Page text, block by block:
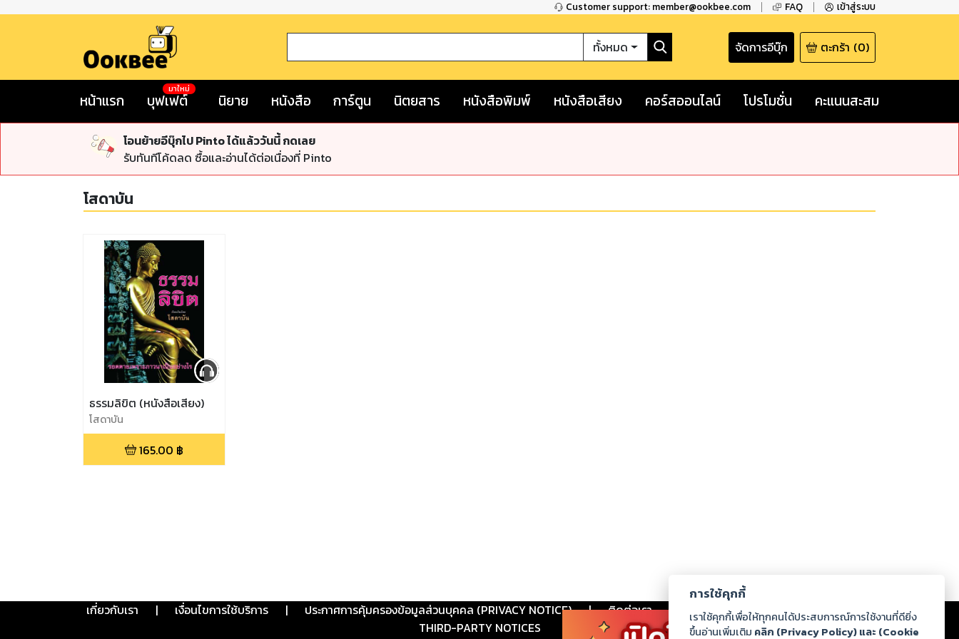
Customer support: member@ookbee.com FAQ เข้าสู่ระบบ
ทั้งหมด จัดการอีบุ๊ก ตะกร้า (0)
หน้าแรก บุฟเฟต์
มาใหม่
นิยาย หนังสือ การ์ตูน นิตยสาร หนังสือพิมพ์ หนังสือเสียง คอร์สออนไลน์ โปรโมชั่น คะแนนสะสม
โอนย้ายอีบุ๊กไป Pinto ได้แล้ววันนี้ กดเลย
รับทันทีโค้ดลด ซื้อและอ่านได้ต่อเนื่องที่ Pinto
โสดาบัน
ธรรมลิขิต (หนังสือเสียง)
โสดาบัน
165.00 ฿
เกี่ยวกับเรา | เงื่อนไขการใช้บริการ | ประกาศการคุ้มครองข้อมูลส่วนบุคคล (PRIVACY NOTICE) | ติดต่อเรา ร่วมงานกับเรา ดาวน์โหลด
THIRD-PARTY NOTICES
การใช้คุกกี้
เราใช้คุกกี้เพื่อให้ทุกคนได้ประสบการณ์การใช้งานที่ดียิ่ง
ขึ้นอ่านเพิ่มเติม คลิก (Privacy Policy) และ (Cookie